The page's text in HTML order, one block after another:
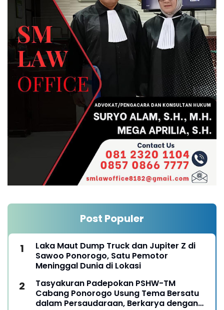
Post Populer
Laka Maut Dump Truck dan Jupiter Z di
Sawoo Ponorogo, Satu Pemotor
Meninggal Dunia di Lokasi
Tasyakuran Padepokan PSHW-TM
Cabang Ponorogo Usung Tema Bersatu
dalam Persaudaraan, Berkarya dengan